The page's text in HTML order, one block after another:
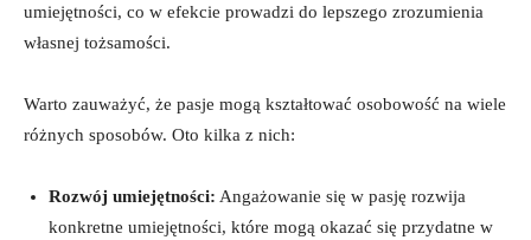
umiejętności, co⁤ w efekcie prowadzi ⁤do lepszego zrozumienia
⁣własnej‍ tożsamości.
Warto ⁢zauważyć, że pasje mogą kształtować osobowość na wiele
różnych sposobów. Oto kilka z nich:
Rozwój umiejętności: ​Angażowanie się w pasję⁤ rozwija
konkretne umiejętności, które mogą okazać się przydatne w